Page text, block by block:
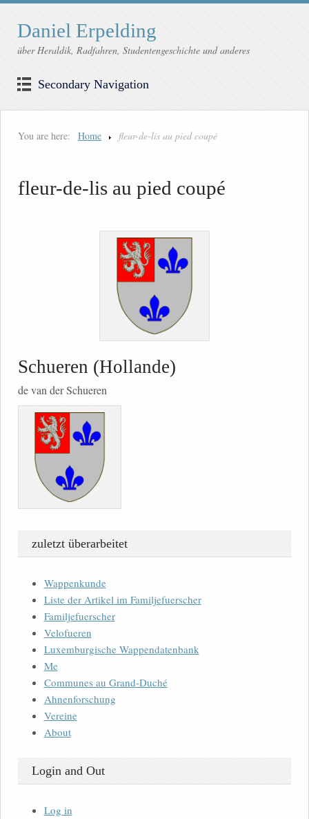
Daniel Erpelding
über Heraldik, Radfahren, Studentengeschichte und anderes
Secondary Navigation
You are here: Home fleur-de-lis au pied coupé
fleur-de-lis au pied coupé
Schueren (Hollande)
de van der Schueren
zuletzt überarbeitet
Wappenkunde
Liste der Artikel im Familjefuerscher
Familjefuerscher
Velofueren
Luxemburgische Wappendatenbank
Me
Communes au Grand-Duché
Ahnenforschung
Vereine
About
Login and Out
Log in